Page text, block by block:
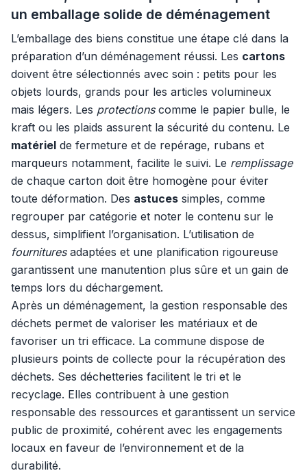
un emballage solide de déménagement
L’emballage des biens constitue une étape clé dans la
préparation d’un déménagement réussi. Les cartons
doivent être sélectionnés avec soin : petits pour les
objets lourds, grands pour les articles volumineux
mais légers. Les protectionscomme le papier bulle, le
kraft ou les plaids assurent la sécurité du contenu. Le
matériel de fermeture et de repérage, rubans et
marqueurs notamment, facilite le suivi. Le remplissage
de chaque carton doit être homogène pour éviter
toute déformation. Des astuces simples, comme
regrouper par catégorie et noter le contenu sur le
dessus, simplifient l’organisation. L’utilisation de
fournituresadaptées et une planification rigoureuse
garantissent une manutention plus sûre et un gain de
temps lors du déchargement.
Après un déménagement, la gestion responsable des
déchets permet de valoriser les matériaux et de
favoriser un tri efficace. La commune dispose de
plusieurs points de collecte pour la récupération des
déchets. Ses déchetteries facilitent le tri et le
recyclage. Elles contribuent à une gestion
responsable des ressources et garantissent un service
public de proximité, cohérent avec les engagements
locaux en faveur de l’environnement et de la
durabilité.